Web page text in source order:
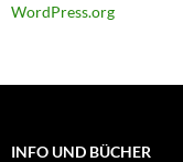
WordPress.org
INFO UND BÜCHER